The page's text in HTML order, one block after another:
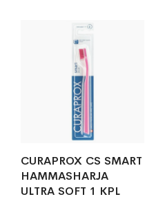
CURAPROX CS SMART
HAMMASHARJA
ULTRA SOFT 1 KPL